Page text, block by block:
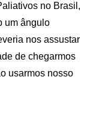
no Brasil,
um ângulo
nos assustar
de chegarmos
usarmos nosso